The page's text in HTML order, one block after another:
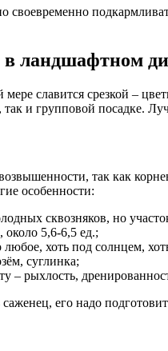
своевременно
в ландшафтном
славится срезкой –
и групповой посадке.
так как
особенности:
сквозняков, но
5,6-6,5 ед.;
хоть под солнцем,
суглинка;
– рыхлость,
его надо